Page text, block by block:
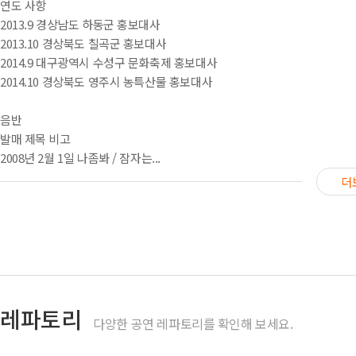
연도 사항
2013.9 경상남도 하동군 홍보대사
2013.10 경상북도 칠곡군 홍보대사
2014.9 대구광역시 수성구 문화축제 홍보대사
2014.10 경상북도 영주시 농특산물 홍보대사
음반
발매 제목 비고
2008년 2월 1일 나좀봐 / 잠자는...
더
레파토리 다양한 공연 레파토리를 확인해 보세요.